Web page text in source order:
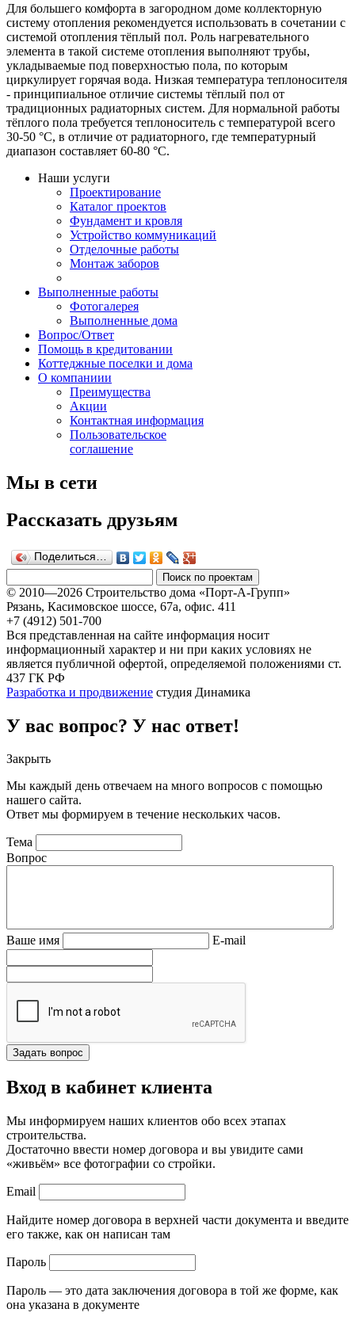
Для большего комфорта в загородном доме коллекторную
систему отопления рекомендуется использовать в сочетании с
системой отопления тёплый пол. Роль нагревательного
элемента в такой системе отопления выполняют трубы,
укладываемые под поверхностью пола, по которым
циркулирует горячая вода. Низкая температура теплоносителя
- принципиальное отличие системы тёплый пол от
традиционных радиаторных систем. Для нормальной работы
тёплого пола требуется теплоноситель с температурой всего
30-50 °C, в отличие от радиаторного, где температурный
диапазон составляет 60-80 °C.
Наши услуги
Проектирование
Каталог проектов
Фундамент и кровля
Устройство коммуникаций
Отделочные работы
Монтаж заборов
Выполненные работы
Фотогалерея
Выполненные дома
Вопрос/Ответ
Помощь в кредитовании
Коттеджные поселки и дома
О компаниии
Преимущества
Акции
Контактная информация
Пользовательское
соглашение
Мы в сети
Рассказать друзьям
Поделиться…
© 2010—2026 Строительство дома «Порт-А-Групп»
Рязань, Касимовское шоссе, 67а, офиc. 411
+7 (4912) 501-700
Вся представленная на сайте информация носит
информационный характер и ни при каких условиях не
является публичной офертой, определяемой положениями ст.
437 ГК РФ
Разработка и продвижение студия Динамика
У вас вопрос? У нас ответ!
Закрыть
Мы каждый день отвечаем на много вопросов с помощью
нашего сайта.
Ответ мы формируем в течение нескольких часов.
Тема
Вопрос
Ваше имя E-mail
Вход в кабинет клиента
Мы информируем наших клиентов обо всех этапах
строительства.
Достаточно ввести номер договора и вы увидите сами
«живьём» все фотографии со стройки.
Email
Найдите номер договора в верхней части документа и введите
его также, как он написан там
Пароль
Пароль — это дата заключения договора в той же форме, как
она указана в документе